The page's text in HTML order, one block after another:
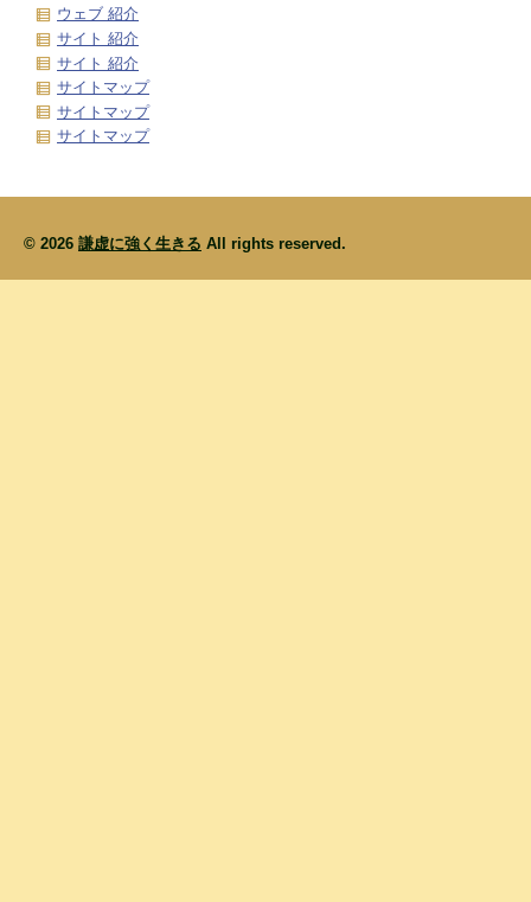
ウェブ 紹介
サイト 紹介
サイト 紹介
サイトマップ
サイトマップ
サイトマップ
© 2026 謙虚に強く生きる All rights reserved.